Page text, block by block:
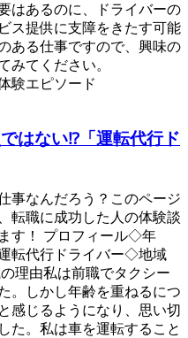
はあるのに、ドライバーの
ス提供に支障をきたす可能
ある仕事ですので、興味の
みてください。
験エピソード
はない⁉「運転代行ド
事なんだろう？このページ
転職に成功した人の体験談
す！ プロフィール◇年
代行ドライバー◇地域
理由私は前職でタクシー
。しかし年齢を重ねるにつ
感じるようになり、思い切
た。私は車を運転すること